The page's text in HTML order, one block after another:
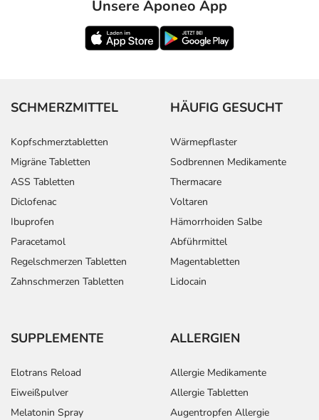
Unsere Aponeo App
SCHMERZMITTEL
Kopfschmerztabletten
Migräne Tabletten
ASS Tabletten
Diclofenac
Ibuprofen
Paracetamol
Regelschmerzen Tabletten
Zahnschmerzen Tabletten
HÄUFIG GESUCHT
Wärmepflaster
Sodbrennen Medikamente
Thermacare
Voltaren
Hämorrhoiden Salbe
Abführmittel
Magentabletten
Lidocain
SUPPLEMENTE
Elotrans Reload
Eiweißpulver
Melatonin Spray
ALLERGIEN
Allergie Medikamente
Allergie Tabletten
Augentropfen Allergie